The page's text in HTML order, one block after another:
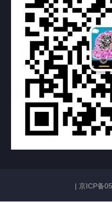
上海临港公证处海牙
上海卢湾公证处海牙
上海嘉定公证处海牙
上海宝山公证处海牙
上海奉贤公证处海牙认
| 京ICP备